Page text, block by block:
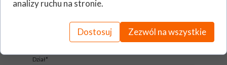
Dział*
analizy ruchu na stronie.
Dostosuj Zezwól na wszystkie